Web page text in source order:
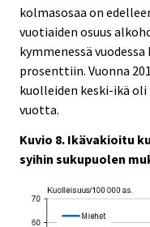
kolmasosaa on
vuotiaiden osuus
kymmenessä
prosenttiin. Vuonna
kuolleiden keski-ikä
vuotta.
Kuvio 8. Ikävakioitu
syihin sukupuolen